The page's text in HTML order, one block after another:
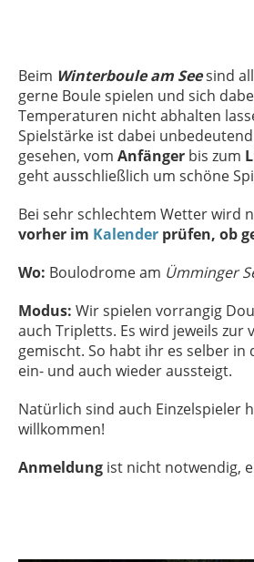
Beim Winterboule am Seesind
gerne Boule spielen und sich
Temperaturen nicht abhalten
Spielstärke ist dabei
gesehen, vom Anfänger bis zum
geht ausschließlich um schöne
Bei sehr schlechtem Wetter wird
vorher im Kalender prüfen, ob
Wo: Boulodrome am Ümminger
Modus: Wir spielen vorrangig
auch Tripletts. Es wird jeweils zur
gemischt. So habt ihr es selber in
ein- und auch wieder aussteigt.
Natürlich sind auch Einzelspieler
willkommen!
Anmeldung ist nicht notwendig,